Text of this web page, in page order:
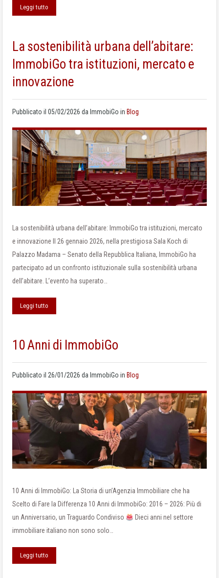
Leggi tutto
La sostenibilità urbana dell’abitare:
ImmobiGo tra istituzioni, mercato e
innovazione
Pubblicato il 05/02/2026 da ImmobiGo in Blog
La sostenibilità urbana dell’abitare: ImmobiGo tra istituzioni, mercato
e innovazione Il 26 gennaio 2026, nella prestigiosa Sala Koch di
Palazzo Madama – Senato della Repubblica Italiana, ImmobiGo ha
partecipato ad un confronto istituzionale sulla sostenibilità urbana
dell’abitare. L’evento ha superato…
Leggi tutto
10 Anni di ImmobiGo
Pubblicato il 26/01/2026 da ImmobiGo in Blog
10 Anni di ImmobiGo: La Storia di un’Agenzia Immobiliare che ha
Scelto di Fare la Differenza 10 Anni di ImmobiGo: 2016 – 2026: Più di
un Anniversario, un Traguardo Condiviso
Dieci anni nel settore
immobiliare italiano non sono solo…
Leggi tutto